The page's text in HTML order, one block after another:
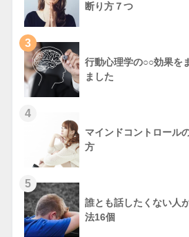
断り方７つ
3
行動心理学の○○効果を
ました
4
マインドコントロール
方
5
誰とも話したくない人
法16個